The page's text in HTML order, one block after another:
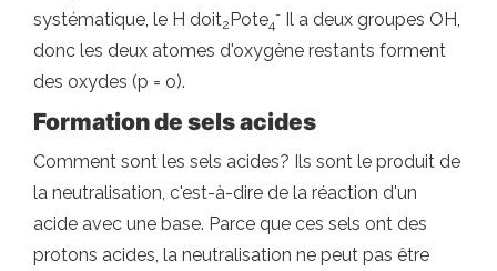
systématique, le H doit2Pote4
- Il a deux groupes OH,
donc les deux atomes d'oxygène restants forment
des oxydes (p = o).
Formation de sels acides
Comment sont les sels acides? Ils sont le produit de
la neutralisation, c'est-à-dire de la réaction d'un
acide avec une base. Parce que ces sels ont des
protons acides, la neutralisation ne peut pas être